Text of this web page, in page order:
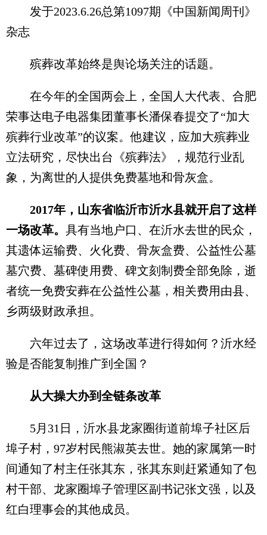
发于2023.6.26总第1097期《中国新闻周刊》
杂志
殡葬改革始终是舆论场关注的话题。
在今年的全国两会上，全国人大代表、合肥
荣事达电子电器集团董事长潘保春提交了“加大
殡葬行业改革”的议案。他建议，应加大殡葬业
立法研究，尽快出台《殡葬法》，规范行业乱
象，为离世的人提供免费墓地和骨灰盒。
2017年，山东省临沂市沂水县就开启了这样
一场改革。 具有当地户口、在沂水去世的民众，
其遗体运输费、火化费、骨灰盒费、公益性公墓
墓穴费、墓碑使用费、碑文刻制费全部免除，逝
者统一免费安葬在公益性公墓，相关费用由县、
乡两级财政承担。
六年过去了，这场改革进行得如何？沂水经
验是否能复制推广到全国？
从大操大办到全链条改革
5月31日，沂水县龙家圈街道前埠子社区后
埠子村，97岁村民熊淑英去世。她的家属第一时
间通知了村主任张其东，张其东则赶紧通知了包
村干部、龙家圈埠子管理区副书记张文强，以及
红白理事会的其他成员。